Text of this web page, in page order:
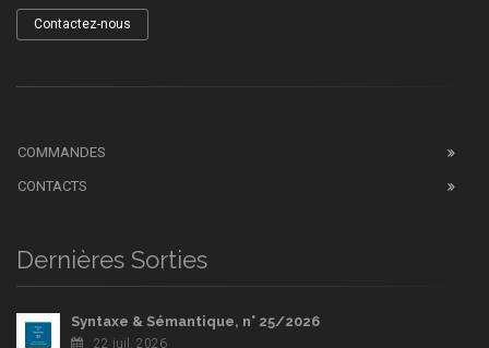
Contactez-nous
COMMANDES
CONTACTS
Dernières Sorties
Syntaxe & Sémantique, n° 25/2026
22 juil. 2026